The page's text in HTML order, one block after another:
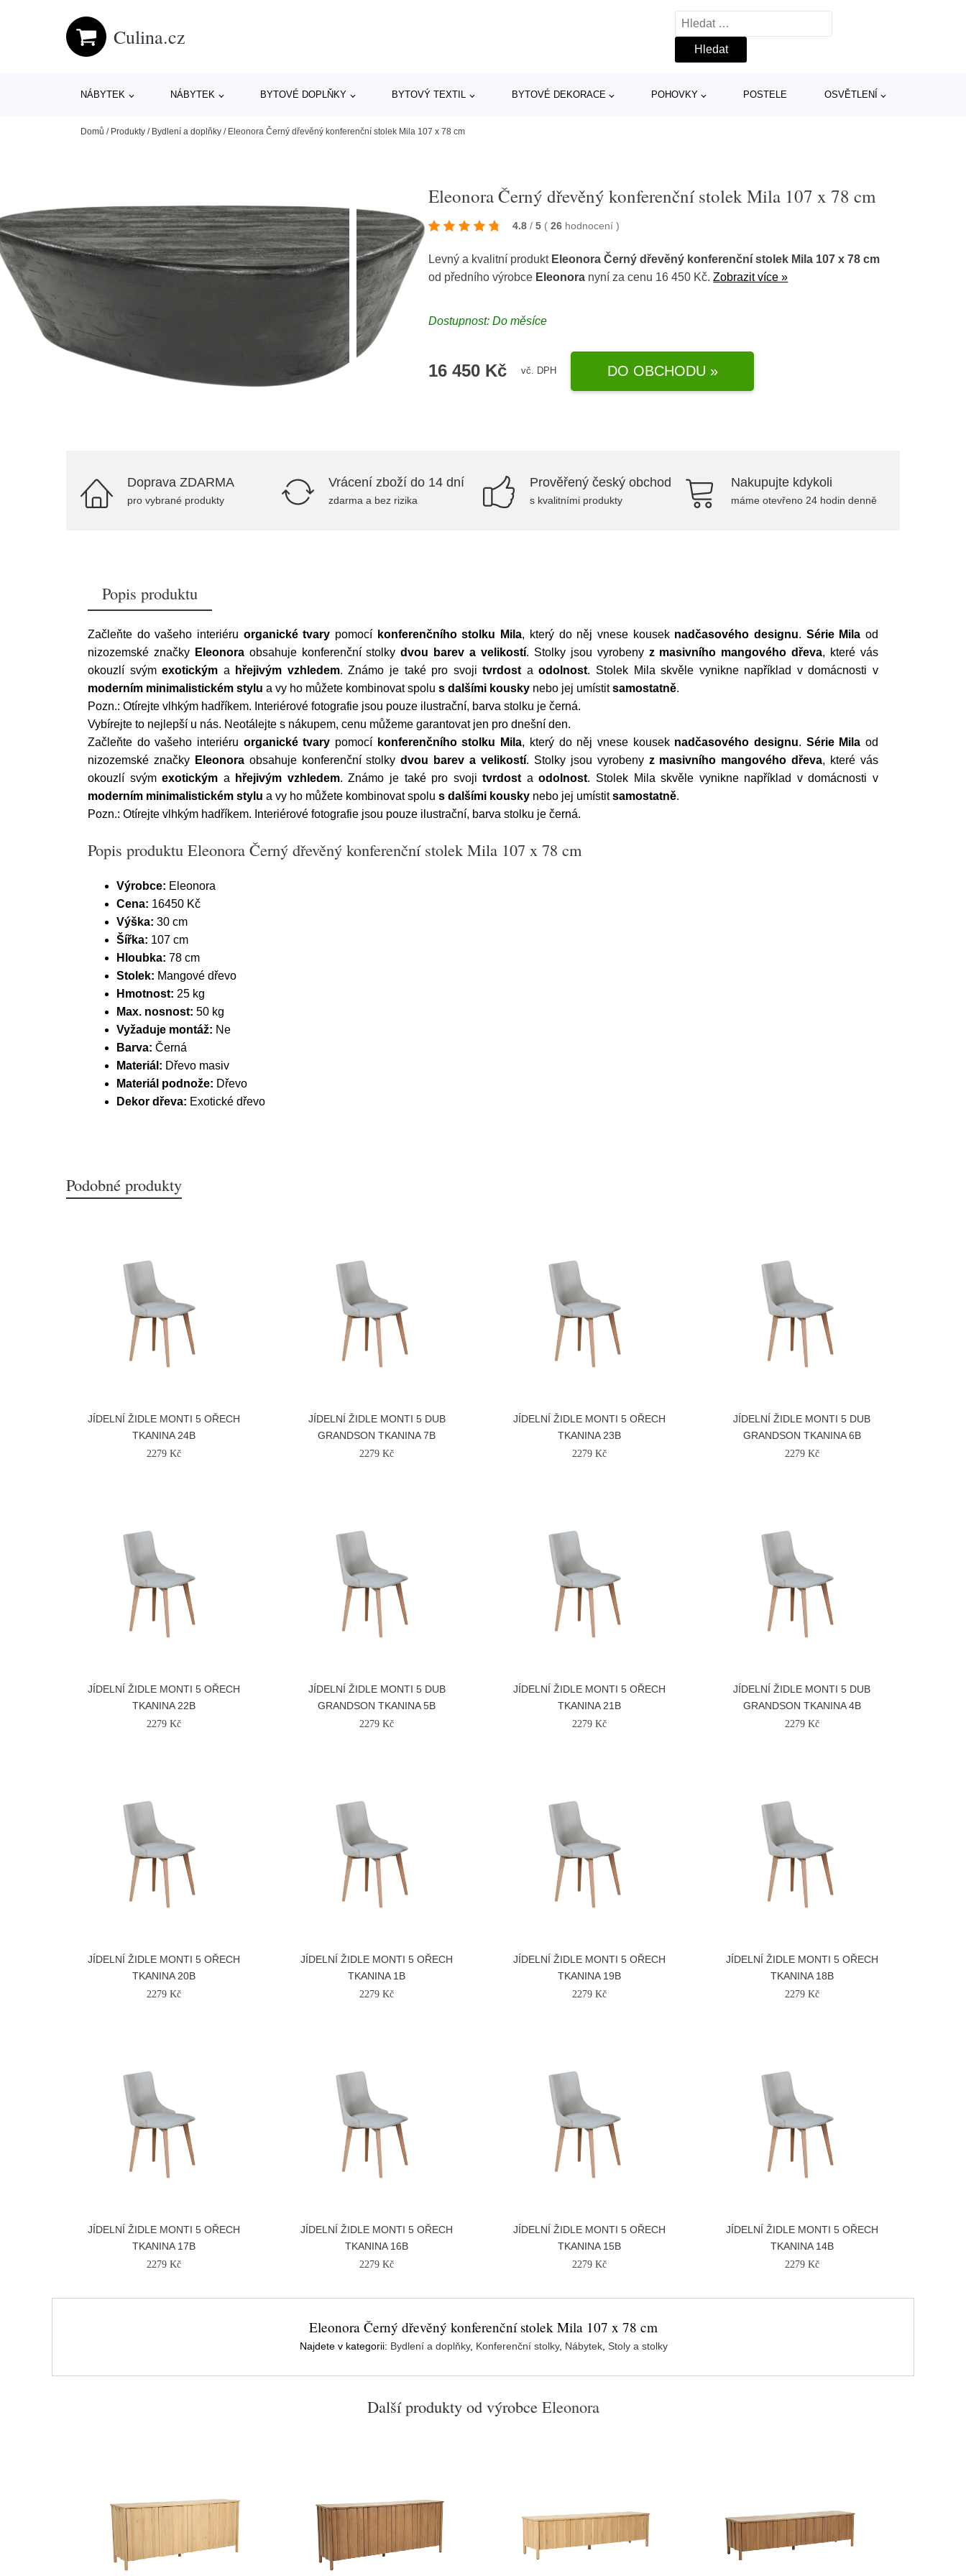
Culina.cz
Vyhledávání
NÁBYTEK NÁBYTEK BYTOVÉ DOPLŇKY BYTOVÝ TEXTIL BYTOVÉ DEKORACE POHOVKY POSTELE OSVĚTLENÍ
Domů / Produkty / Bydlení a doplňky / Eleonora Černý dřevěný konferenční stolek Mila 107 x 78 cm
Eleonora Černý dřevěný konferenční stolek Mila 107 x 78 cm
4.8 / 5 ( 26 hodnocení)
Levný a kvalitní produkt Eleonora Černý dřevěný konferenční stolek Mila 107 x 78 cm
od předního výrobce Eleonora nyní za cenu 16 450 Kč.Zobrazit více »
Dostupnost: Do měsíce
16 450 Kč vč. DPH DO OBCHODU »
Doprava ZDARMA
pro vybrané produkty
Vrácení zboží do 14 dní
zdarma a bez rizika
Prověřený český obchod
s kvalitními produkty
Nakupujte kdykoli
máme otevřeno 24 hodin denně
Popis produktu
Začleňte do vašeho interiéru organické tvary pomocí konferenčního stolku Mila, který do něj vnese kousek nadčasového designu. Série Mila od
nizozemské značky Eleonora obsahuje konferenční stolky dvou barev a velikostí. Stolky jsou vyrobeny z masivního mangového dřeva, které vás
okouzlí svýmexotickým a hřejivým vzhledem. Známo je také pro svojitvrdost aodolnost. Stolek Mila skvěle vynikne například v domácnosti v
moderním minimalistickém stylu a vy ho můžete kombinovat spolu s dalšími kousky nebo jej umístitsamostatně.
Pozn.: Otírejte vlhkým hadříkem. Interiérové fotografie jsou pouze ilustrační, barva stolku je černá.
Vybírejte to nejlepší u nás. Neotálejte s nákupem, cenu můžeme garantovat jen pro dnešní den.
Začleňte do vašeho interiéru organické tvary pomocí konferenčního stolku Mila, který do něj vnese kousek nadčasového designu. Série Mila od
nizozemské značky Eleonora obsahuje konferenční stolky dvou barev a velikostí. Stolky jsou vyrobeny z masivního mangového dřeva, které vás
okouzlí svýmexotickým a hřejivým vzhledem. Známo je také pro svojitvrdost aodolnost. Stolek Mila skvěle vynikne například v domácnosti v
moderním minimalistickém stylu a vy ho můžete kombinovat spolu s dalšími kousky nebo jej umístitsamostatně.
Pozn.: Otírejte vlhkým hadříkem. Interiérové fotografie jsou pouze ilustrační, barva stolku je černá.
Popis produktu Eleonora Černý dřevěný konferenční stolek Mila 107 x 78 cm
Výrobce: Eleonora
Cena: 16450 Kč
Výška: 30 cm
Šířka: 107 cm
Hloubka: 78 cm
Stolek: Mangové dřevo
Hmotnost: 25 kg
Max. nosnost: 50 kg
Vyžaduje montáž: Ne
Barva: Černá
Materiál: Dřevo masiv
Materiál podnože: Dřevo
Dekor dřeva: Exotické dřevo
Podobné produkty
JÍDELNÍ ŽIDLE MONTI 5 OŘECH
TKANINA 24B
2279 Kč
JÍDELNÍ ŽIDLE MONTI 5 DUB
GRANDSON TKANINA 7B
2279 Kč
JÍDELNÍ ŽIDLE MONTI 5 OŘECH
TKANINA 23B
2279 Kč
JÍDELNÍ ŽIDLE MONTI 5 DUB
GRANDSON TKANINA 6B
2279 Kč
JÍDELNÍ ŽIDLE MONTI 5 OŘECH
TKANINA 22B
2279 Kč
JÍDELNÍ ŽIDLE MONTI 5 DUB
GRANDSON TKANINA 5B
2279 Kč
JÍDELNÍ ŽIDLE MONTI 5 OŘECH
TKANINA 21B
2279 Kč
JÍDELNÍ ŽIDLE MONTI 5 DUB
GRANDSON TKANINA 4B
2279 Kč
JÍDELNÍ ŽIDLE MONTI 5 OŘECH
TKANINA 20B
2279 Kč
JÍDELNÍ ŽIDLE MONTI 5 OŘECH
TKANINA 1B
2279 Kč
JÍDELNÍ ŽIDLE MONTI 5 OŘECH
TKANINA 19B
2279 Kč
JÍDELNÍ ŽIDLE MONTI 5 OŘECH
TKANINA 18B
2279 Kč
JÍDELNÍ ŽIDLE MONTI 5 OŘECH
TKANINA 17B
2279 Kč
JÍDELNÍ ŽIDLE MONTI 5 OŘECH
TKANINA 16B
2279 Kč
JÍDELNÍ ŽIDLE MONTI 5 OŘECH
TKANINA 15B
2279 Kč
JÍDELNÍ ŽIDLE MONTI 5 OŘECH
TKANINA 14B
2279 Kč
Eleonora Černý dřevěný konferenční stolek Mila 107 x 78 cm
Najdete v kategorii: Bydlení a doplňky, Konferenční stolky, Nábytek Stoly a stolky
Další produkty od výrobce Eleonora